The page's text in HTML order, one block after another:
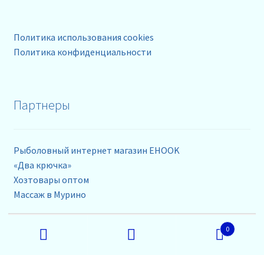
Политика использования cookies
Политика конфиденциальности
Партнеры
Рыболовный интернет магазин EHOOK
«Два крючка»
Хозтовары оптом
Массаж в Мурино
0